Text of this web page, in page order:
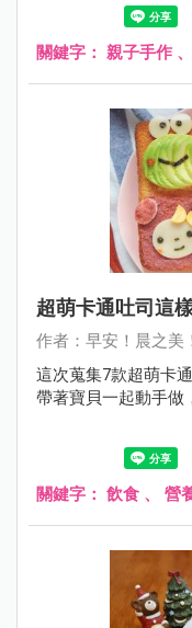
關鍵字： 親子手作 、
超萌卡通吐司這
作者：早安！晨之美
這次蒐集7款超萌卡
帶著寶貝一起動手做
關鍵字： 飲食 、 營